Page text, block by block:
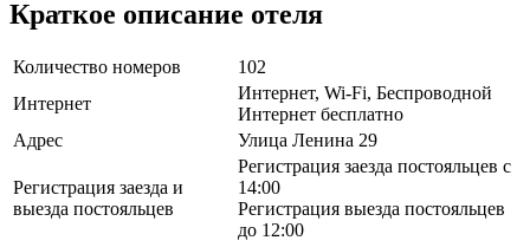
Краткое описание отеля
Количество номеров
102
Интернет
Интернет, Wi-Fi, Беспроводной
Интернет бесплатно
Адрес
Улица Ленина 29
Регистрация заезда и
выезда постояльцев
Регистрация заезда постояльцев с
14:00
Регистрация выезда постояльцев
до 12:00